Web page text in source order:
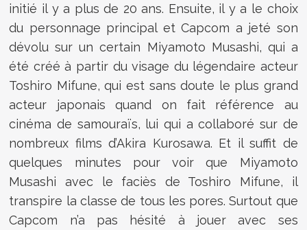
initié il y a plus de 20 ans. Ensuite, il y a le choix
du personnage principal et Capcom a jeté son
dévolu sur un certain Miyamoto Musashi, qui a
été créé à partir du visage du légendaire acteur
Toshiro Mifune, qui est sans doute le plus grand
acteur japonais quand on fait référence au
cinéma de samouraïs, lui qui a collaboré sur de
nombreux films d’Akira Kurosawa. Et il suffit de
quelques minutes pour voir que Miyamoto
Musashi avec le faciès de Toshiro Mifune, il
transpire la classe de tous les pores. Surtout que
Capcom n’a pas hésité à jouer avec ses